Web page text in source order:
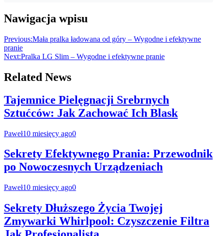
Nawigacja wpisu
Previous:Mała pralka ładowana od góry – Wygodne i efektywne
pranie
Next:Pralka LG Slim – Wygodne i efektywne pranie
Related News
Tajemnice Pielęgnacji Srebrnych
Sztućców: Jak Zachować Ich Blask
Paweł10 miesięcy ago0
Sekrety Efektywnego Prania: Przewodnik
po Nowoczesnych Urządzeniach
Paweł10 miesięcy ago0
Sekrety Dłuższego Życia Twojej
Zmywarki Whirlpool: Czyszczenie Filtra